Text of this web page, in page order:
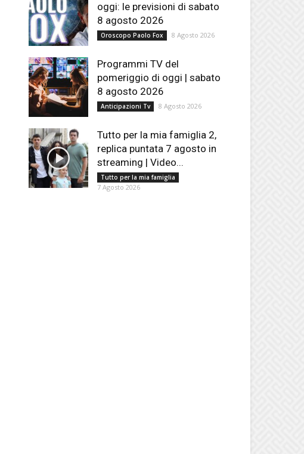
oggi: le previsioni di sabato
8 agosto 2026
Oroscopo Paolo Fox 8 Agosto 2026
Programmi TV del
pomeriggio di oggi | sabato
8 agosto 2026
Anticipazioni Tv 8 Agosto 2026
Tutto per la mia famiglia 2,
replica puntata 7 agosto in
streaming | Video...
Tutto per la mia famiglia
7 Agosto 2026